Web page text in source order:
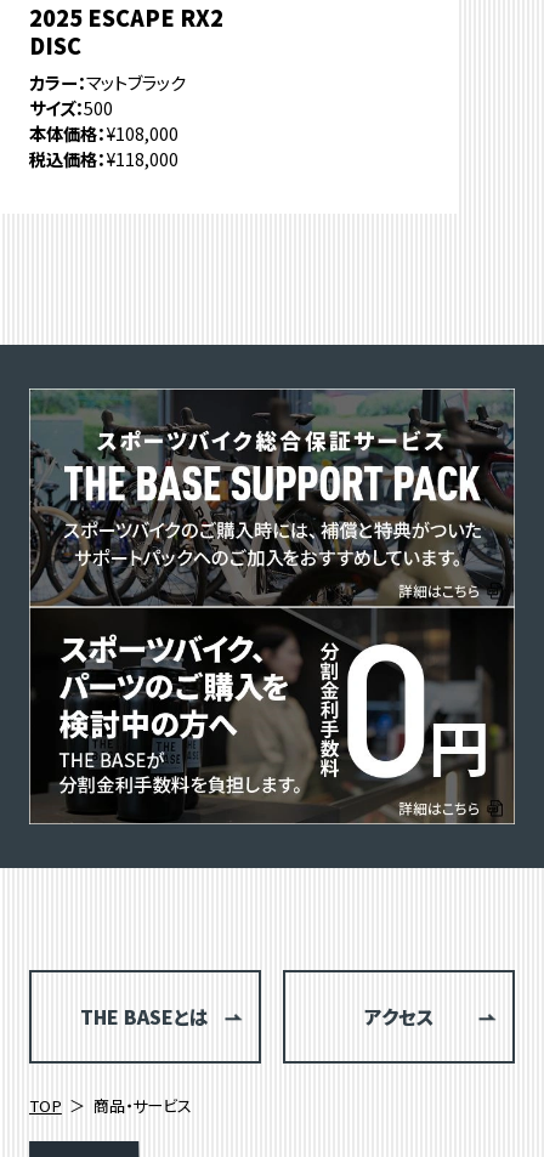
2025 ESCAPE RX2
DISC
カラー マットブラック
サイズ 500
本体価格 ¥108,000
税込価格 ¥118,000
THE BASEとは アクセス
TOP 商品・サービス